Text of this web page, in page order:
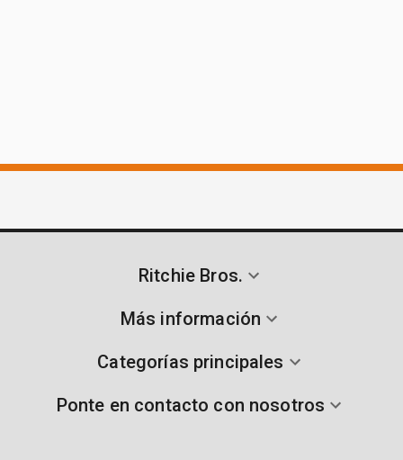
Ritchie Bros.
Más información
Categorías principales
Ponte en contacto con nosotros